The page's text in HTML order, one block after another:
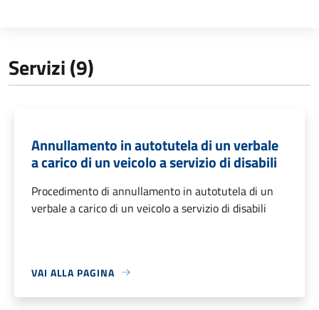
Servizi (9)
Annullamento in autotutela di un verbale
a carico di un veicolo a servizio di disabili
Procedimento di annullamento in autotutela di un
verbale a carico di un veicolo a servizio di disabili
VAI ALLA PAGINA